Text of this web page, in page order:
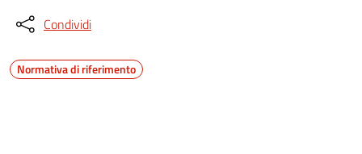
Condividi
Normativa di riferimento